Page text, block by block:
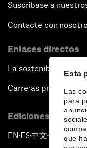
Esta
Las
para
que
Suscríbase a
Contacte con
Enlaces directos
La sostenibilidad en el
Carreras
Ediciones en
EN ▪ES▪中文▪ 日本語